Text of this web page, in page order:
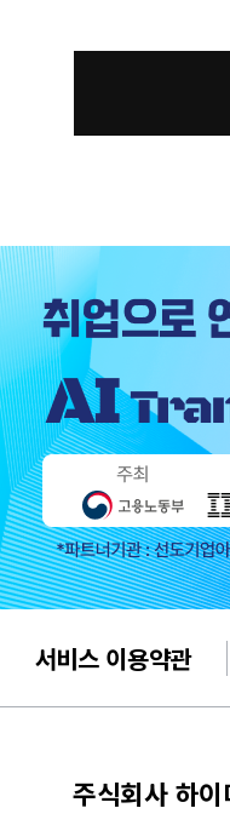
서비스 이용약관
주식회사 하